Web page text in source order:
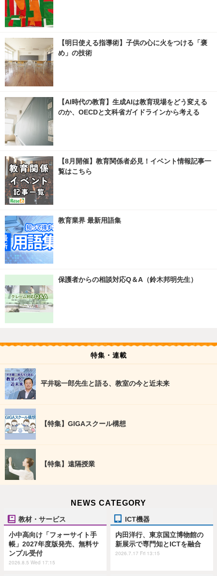
【明日使える指導術】子供の心に火をつける「褒
め」の技術
【AI時代の教育】生成AIは教育現場をどう変える
のか、OECDと文科省ガイドラインから考える
【8月開催】教育関係者必見！イベント情報記事一
覧はこちら
教育業界 最新用語集
保護者からの相談対応Q＆A（鈴木邦明先生）
特集・連載
平井聡一郎先生と語る、教室の今と近未来
【特集】GIGAスクール構想
【特集】遠隔授業
NEWS CATEGORY
教材・サービス
小中高向け「フォーサイト手
帳」2027年度版発売、無料サ
ンプル受付
2026.8.5 Wed 17:15
ICT機器
内田洋行、東京国立博物館の
新展示で専門知とICTを融合
2026.7.17 Fri 13:15